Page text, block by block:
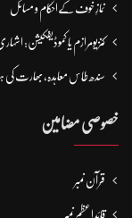
نمازِ خوف کےاحکام و مسائل
کنزیومرازم یا کموڈیفکیشن:
سندھ طاس معاہدہ، بھارت کی
خصوصی مضامین
قرآن نمبر
قائداعظم نمبر